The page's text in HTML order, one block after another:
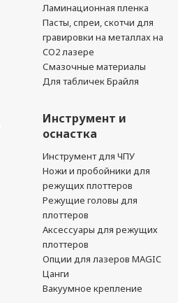
Ламинационная пленка
Пасты, спреи, скотчи для
гравировки на металлах на
CO2 лазере
Смазочные материалы
Для табличек Брайля
Инструмент и
оснастка
Инструмент для ЧПУ
Ножи и пробойники для
режущих плоттеров
Режущие головы для
плоттеров
Аксессуары для режущих
плоттеров
Опции для лазеров MAGIC
Цанги
Вакуумное крепление